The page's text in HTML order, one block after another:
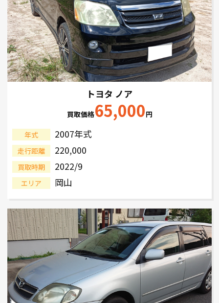
トヨタ ノア
買取価格65,000円
年式 2007年式
走行距離 220,000
買取時期 2022/9
エリア 岡山